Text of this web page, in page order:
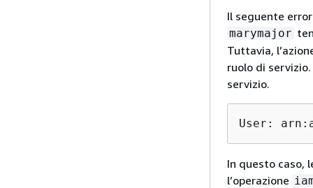
Il seguente
marymajor
Tuttavia,
ruolo di
servizio.
User:
In questo caso,
l’operazione